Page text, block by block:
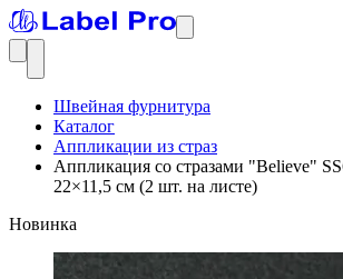
Швейная фурнитура
Каталог
Аппликации из страз
Аппликация со стразами "Believe"
22×11,5 см (2 шт. на листе)
Новинка